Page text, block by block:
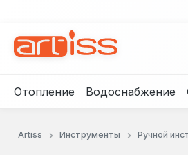
Отопление Водоснабжение
Artiss Инструменты Ручной